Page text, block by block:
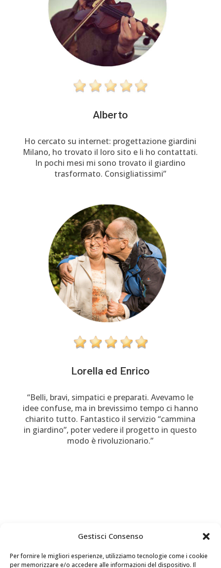
Gestisci Consenso
Per fornire le migliori esperienze, utilizziamo tecnologie come i cookie
per memorizzare e/o accedere alle informazioni del dispositivo. Il
Alberto
Ho cercato su internet: progettazione giardini
Milano, ho trovato il loro sito e li ho contattati.
In pochi mesi mi sono trovato il giardino
trasformato. Consigliatissimi”
Lorella ed Enrico
“Belli, bravi, simpatici e preparati. Avevamo le
idee confuse, ma in brevissimo tempo ci hanno
chiarito tutto. Fantastico il servizio “cammina
in giardino”, poter vedere il progetto in questo
modo è rivoluzionario.”